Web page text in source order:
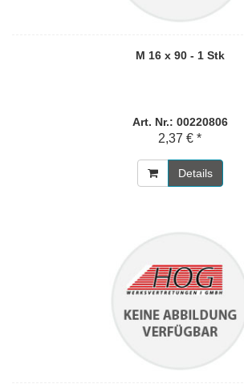
M 16 x 90 - 1 Stk
Art. Nr.: 00220806
2,37 € *
Details